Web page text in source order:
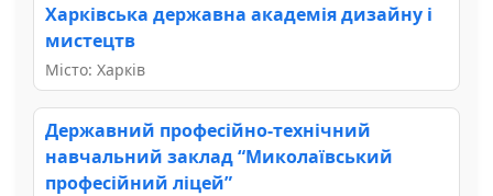
Харківська державна академія дизайну і
мистецтв
Місто: Харків
Державний професійно-технічний
навчальний заклад “Миколаївський
професійний ліцей”